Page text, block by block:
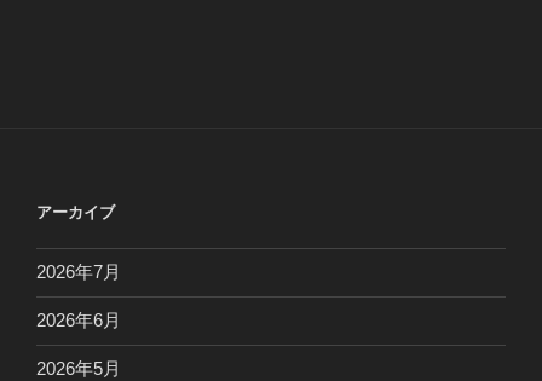
アーカイブ
2026年7月
2026年6月
2026年5月